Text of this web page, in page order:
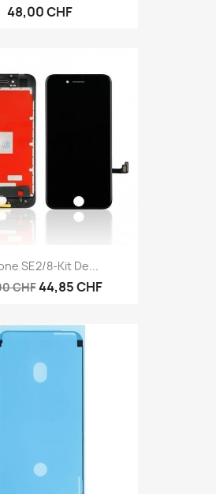
48,00 CHF
SE2/8-Kit De...
CHF44,85 CHF